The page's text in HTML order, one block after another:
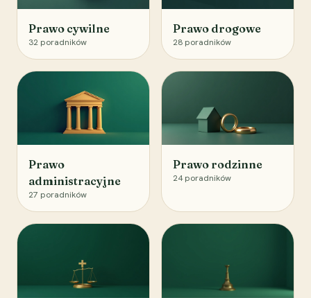
Prawo cywilne
32 poradników
Prawo drogowe
28 poradników
Prawo
administracyjne
27 poradników
Prawo rodzinne
24 poradników